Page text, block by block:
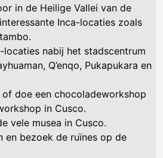
in de Heilige Vallei van de
Inca-locaties zoals
locaties nabij het stadscentrum
Q’enqo, Pukapukara en
of doe een chocoladeworkshop
in Cusco.
vele musea in Cusco.
en bezoek de ruïnes op de